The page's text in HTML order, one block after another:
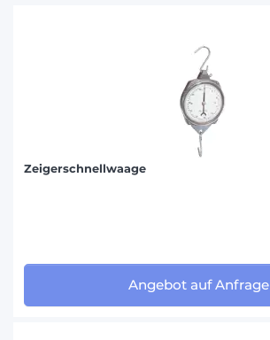
Zeigerschnellwaage
Angebot auf Anfrage